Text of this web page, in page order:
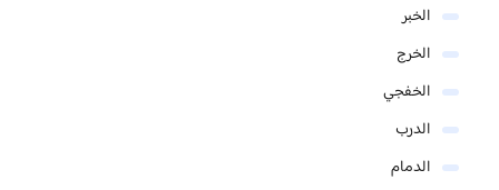
الخبر
الخرج
الخفجي
الدرب
الدمام